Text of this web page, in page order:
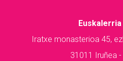
Iratxe monasterioa 45,
31011 Iruñea